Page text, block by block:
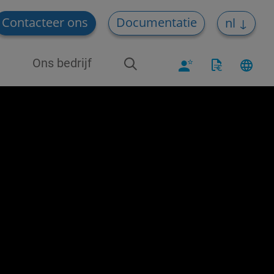
Contacteer ons Documentatie nl
Ons bedrijf